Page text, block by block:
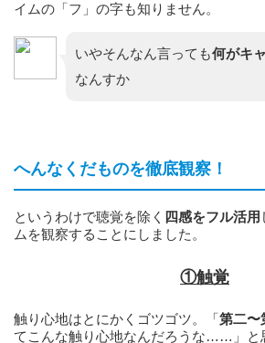
イムの「フ」の字も知りません。
いやそんなん言っても何がキ
なんすか
へんなくだものを徹底観察！
というわけで聴覚を除く 四感をフル活用
ムを観察することにしました。
①触覚
触り心地はとにかくゴツゴツ。「第二〜
てこんな触り心地なんだろうな……」と